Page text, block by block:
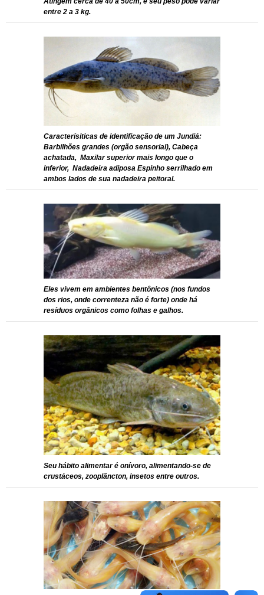
entre 2 a 3 kg.
Caracterísiticas de identificação de um Jundiá:
Barbilhões grandes (orgão sensorial), Cabeça
achatada, Maxilar superior mais longo que o
inferior, Nadadeira adiposa Espinho serrilhado em
ambos lados de sua nadadeira peitoral.
Eles vivem em ambientes bentônicos (nos fundos
dos rios, onde correnteza não é forte) onde há
resíduos orgânicos como folhas e galhos.
Seu hábito alimentar é onívoro, alimentando-se de
crustáceos, zooplâncton, insetos entre outros.